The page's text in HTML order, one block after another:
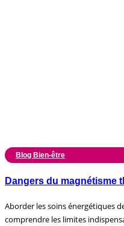
Blog Bien-être
Dangers du magnétisme
Aborder les soins énergétiques
comprendre les limites